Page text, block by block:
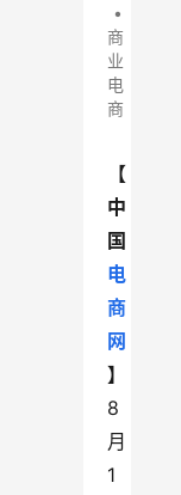
•
商
业
电
商
【
中
国
电
商
网
】
8
月
1